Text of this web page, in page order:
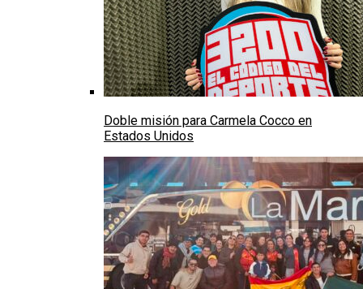
Doble misión para Carmela Cocco en
Estados Unidos